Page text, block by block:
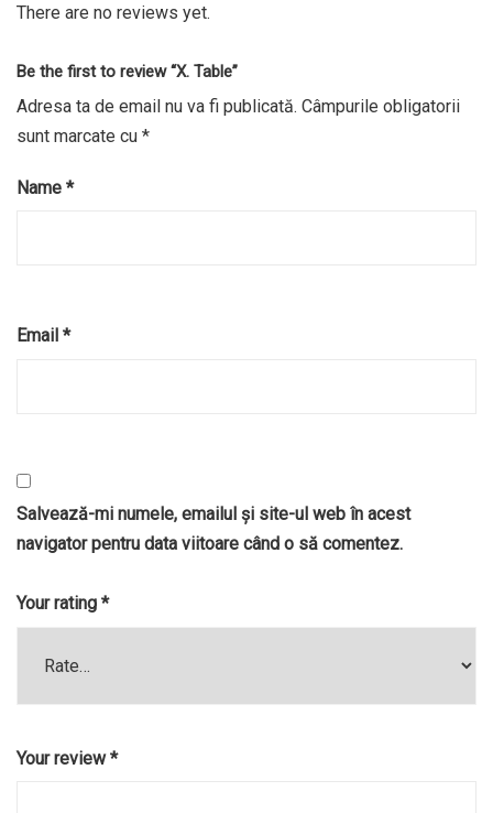
There are no reviews yet.
Be the first to review “X. Table”
Adresa ta de email nu va fi publicată. Câmpurile obligatorii
sunt marcate cu *
Name *
Email *
Salvează-mi numele, emailul și site-ul web în acest
navigator pentru data viitoare când o să comentez.
Your rating *
Your review*